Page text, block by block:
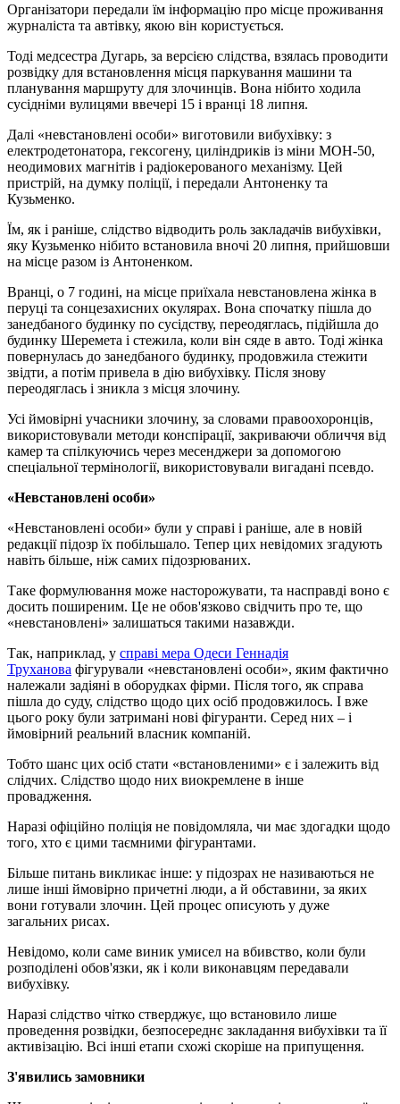
Організатори передали їм інформацію про місце проживання
журналіста та автівку, якою він користується.
Тоді медсестра Дугарь, за версією слідства, взялась проводити
розвідку для встановлення місця паркування машини та
планування маршруту для злочинців. Вона нібито ходила
сусідніми вулицями ввечері 15 і вранці 18 липня.
Далі «невстановлені особи» виготовили вибухівку: з
електродетонатора, гексогену, циліндриків із міни МОН-50,
неодимових магнітів і радіокерованого механізму. Цей
пристрій, на думку поліції, і передали Антоненку та
Кузьменко.
Їм, як і раніше, слідство відводить роль закладачів вибухівки,
яку Кузьменко нібито встановила вночі 20 липня, прийшовши
на місце разом із Антоненком.
Вранці, о 7 годині, на місце приїхала невстановлена жінка в
перуці та сонцезахисних окулярах. Вона спочатку пішла до
занедбаного будинку по сусідству, переодяглась, підійшла до
будинку Шеремета і стежила, коли він сяде в авто. Тоді жінка
повернулась до занедбаного будинку, продовжила стежити
звідти, а потім привела в дію вибухівку. Після знову
переодяглась і зникла з місця злочину.
Усі ймовірні учасники злочину, за словами правоохоронців,
використовували методи конспірації, закриваючи обличчя від
камер та спілкуючись через месенджери за допомогою
спеціальної термінології, використовували вигадані псевдо.
«Невстановлені особи»
«Невстановлені особи» були у справі і раніше, але в новій
редакції підозр їх побільшало. Тепер цих невідомих згадують
навіть більше, ніж самих підозрюваних.
Таке формулювання може насторожувати, та насправді воно є
досить поширеним. Це не обов'язково свідчить про те, що
«невстановлені» залишаться такими назавжди.
Так, наприклад, у справі мера Одеси Геннадія
Труханова фігурували «невстановлені особи», яким фактично
належали задіяні в оборудках фірми. Після того, як справа
пішла до суду, слідство щодо цих осіб продовжилось. І вже
цього року були затримані нові фігуранти. Серед них – і
ймовірний реальний власник компаній.
Тобто шанс цих осіб стати «встановленими» є і залежить від
слідчих. Слідство щодо них виокремлене в інше
провадження.
Наразі офіційно поліція не повідомляла, чи має здогадки щодо
того, хто є цими таємними фігурантами.
Більше питань викликає інше: у підозрах не називаються не
лише інші ймовірно причетні люди, а й обставини, за яких
вони готували злочин. Цей процес описують у дуже
загальних рисах.
Невідомо, коли саме виник умисел на вбивство, коли були
розподілені обов'язки, як і коли виконавцям передавали
вибухівку.
Наразі слідство чітко стверджує, що встановило лише
проведення розвідки, безпосереднє закладання вибухівки та її
активізацію. Всі інші етапи схожі скоріше на припущення.
З'явились замовники